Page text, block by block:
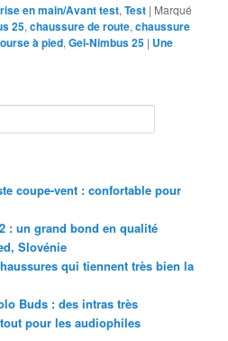
en main/Avant test,Test | Marqué
25,chaussure de route,chaussure
à pied,Gel-Nimbus 25 | Une
coupe-vent : confortable pour
: un grand bond en qualité
Slovénie
qui tiennent très bien la
Buds : des intras très
pour les audiophiles